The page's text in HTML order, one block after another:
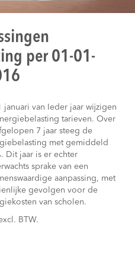
per 01-01-
januari van Ieder jaar wijzigen
tarieven. Over
7 jaar steeg de
met gemiddeld
Dit jaar is er echter
sprake van een
aanpassing, met
gevolgen voor de
van scholen.
BTW.